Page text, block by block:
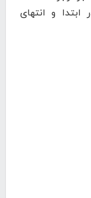
و انتهای